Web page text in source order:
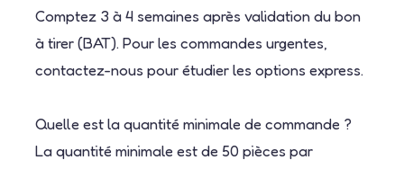
Comptez 3 à 4 semaines après validation du bon
à tirer (BAT). Pour les commandes urgentes,
contactez-nous pour étudier les options express.
Quelle est la quantité minimale de commande ?
La quantité minimale est de 50 pièces par